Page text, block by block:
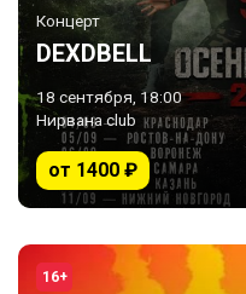
Концерт
DEXDBELL
18 сентября, 18:00
Нирвана club
от 1400 ₽
16+